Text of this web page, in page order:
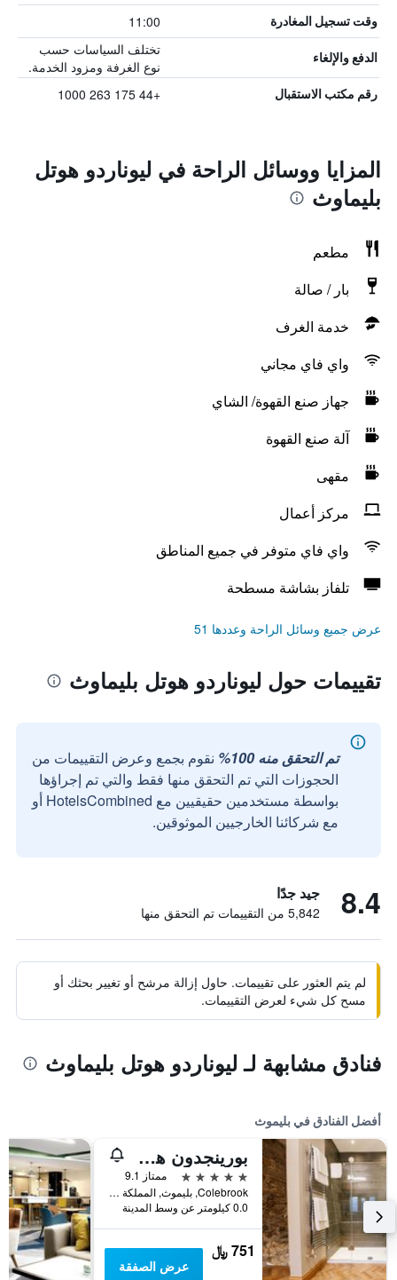
وقت تسجيل المغادرة 11:00
الدفع والإلغاء
تختلف السياسات حسب
نوع الغرفة ومزود الخدمة.
رقم مكتب الاستقبال +44 175 263 1000
المزايا ووسائل الراحة في ليوناردو هوتل
بليماوث
مطعم
بار / صالة
خدمة الغرف
واي فاي مجاني
جهاز صنع القهوة/ الشاي
آلة صنع القهوة
مقهى
مركز أعمال
واي فاي متوفر في جميع المناطق
تلفاز بشاشة مسطحة
عرض جميع وسائل الراحة وعددها 51
تقييمات حول ليوناردو هوتل بليماوث
تم التحقق منه 100%
نقوم بجمع وعرض التقييمات من
الحجوزات التي تم التحقق منها فقط والتي تم إجراؤها
بواسطة مستخدمين حقيقيين مع HotelsCombined أو
مع شركائنا الخارجيين الموثوقين.
8.4 جيد جدًا
5,842 من التقييمات تم التحقق منها
لم يتم العثور على تقييمات. حاول إزالة مرشح أو تغيير بحثك أو
مسح كل شيء لعرض التقييمات.
فنادق مشابهة لـ ليوناردو هوتل بليماوث
أفضل الفنادق في بليموث
بورينجدون هول هوتل آند سبا
5 نجوم
ممتاز 9.1
Colebrook, بليموث, المملكة المتحدة
0.0 كيلومتر عن وسط المدينة
751 ﷼
عرض الصفقة